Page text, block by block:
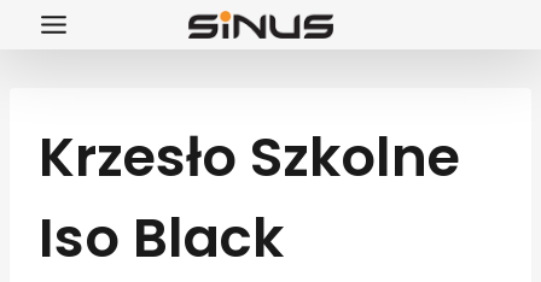
Przejdź
Krzesło Szkolne
Iso Black